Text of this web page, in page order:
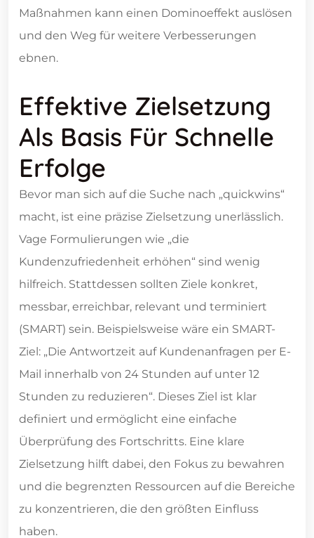
Maßnahmen kann einen Dominoeffekt auslösen
und den Weg für weitere Verbesserungen
ebnen.
Effektive Zielsetzung
Als Basis Für Schnelle
Erfolge
Bevor man sich auf die Suche nach „quickwins“
macht, ist eine präzise Zielsetzung unerlässlich.
Vage Formulierungen wie „die
Kundenzufriedenheit erhöhen“ sind wenig
hilfreich. Stattdessen sollten Ziele konkret,
messbar, erreichbar, relevant und terminiert
(SMART) sein. Beispielsweise wäre ein SMART-
Ziel: „Die Antwortzeit auf Kundenanfragen per E-
Mail innerhalb von 24 Stunden auf unter 12
Stunden zu reduzieren“. Dieses Ziel ist klar
definiert und ermöglicht eine einfache
Überprüfung des Fortschritts. Eine klare
Zielsetzung hilft dabei, den Fokus zu bewahren
und die begrenzten Ressourcen auf die Bereiche
zu konzentrieren, die den größten Einfluss
haben.